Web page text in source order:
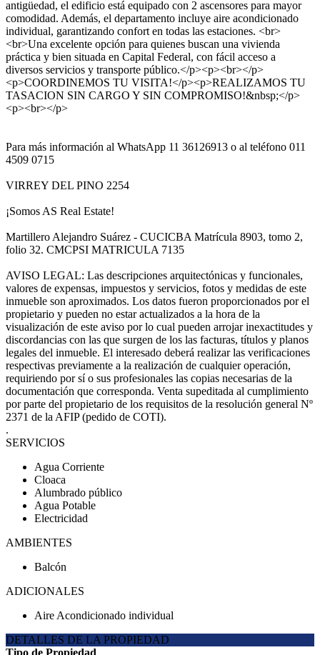
antigüedad, el edificio está equipado con 2 ascensores para mayor
comodidad. Además, el departamento incluye aire acondicionado
individual, garantizando confort en todas las estaciones. <br>
<br>Una excelente opción para quienes buscan una vivienda
práctica y bien situada en Capital Federal, con fácil acceso a
diversos servicios y transporte público.</p><p><br></p>
<p>COORDINEMOS TU VISITA!</p><p>REALIZAMOS TU
TASACION SIN CARGO Y SIN COMPROMISO!&nbsp;</p>
<p><br></p>
Para más información al WhatsApp 11 36126913 o al teléfono 011
4509 0715
VIRREY DEL PINO 2254
¡Somos AS Real Estate!
Martillero Alejandro Suárez - CUCICBA Matrícula 8903, tomo 2,
folio 32. CMCPSI MATRICULA 7135
AVISO LEGAL: Las descripciones arquitectónicas y funcionales,
valores de expensas, impuestos y servicios, fotos y medidas de este
inmueble son aproximados. Los datos fueron proporcionados por el
propietario y pueden no estar actualizados a la hora de la
visualización de este aviso por lo cual pueden arrojar inexactitudes y
discordancias con las que surgen de los las facturas, títulos y planos
legales del inmueble. El interesado deberá realizar las verificaciones
respectivas previamente a la realización de cualquier operación,
requiriendo por sí o sus profesionales las copias necesarias de la
documentación que corresponda. Venta supeditada al cumplimiento
por parte del propietario de los requisitos de la resolución general Nº
2371 de la AFIP (pedido de COTI).
.
SERVICIOS
Agua Corriente
Cloaca
Alumbrado público
Agua Potable
Electricidad
AMBIENTES
Balcón
ADICIONALES
Aire Acondicionado individual
DETALLES DE LA PROPIEDAD
Tipo de Propiedad